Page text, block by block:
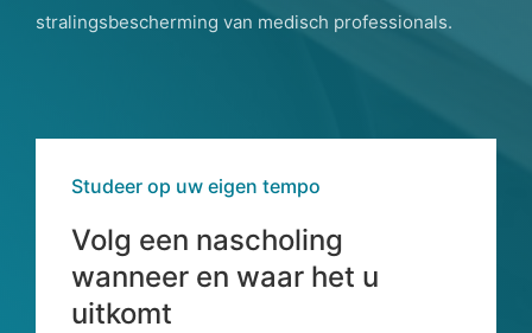
stralingsbescherming van medisch professionals.
Studeer op uw eigen tempo
Volg een nascholing
wanneer en waar het u
uitkomt